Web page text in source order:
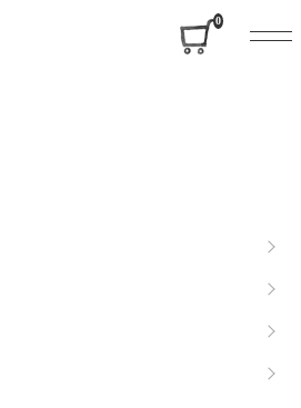
0